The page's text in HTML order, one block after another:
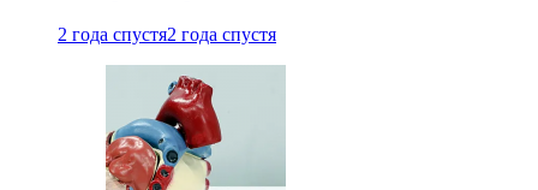
2 года спустя2 года спустя